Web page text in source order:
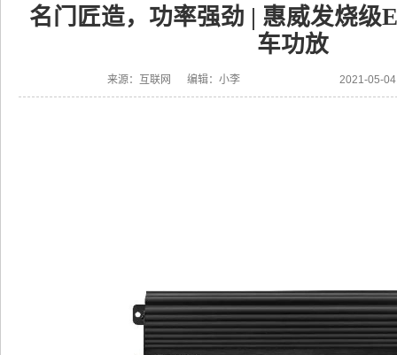
名门匠造，功率强劲 | 惠威发烧级
车功放
来源：互联网 编辑：小李 2021-05-